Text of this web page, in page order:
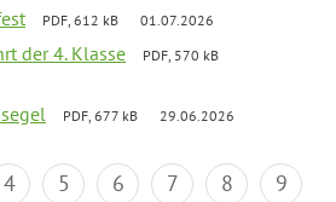
PDF, 612 kB 01.07.2026
der 4. Klasse
PDF, 570 kB
PDF, 677 kB 29.06.2026
4 5 6 7 8
9